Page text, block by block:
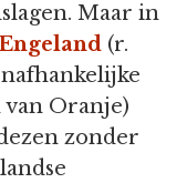
Maar in
(r.
Oranje)
zonder